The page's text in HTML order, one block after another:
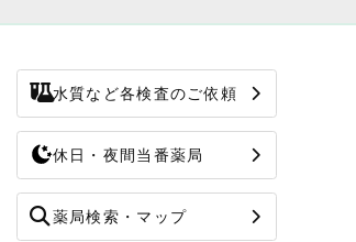
水質など各検査のご依頼
休日・夜間当番薬局
薬局検索・マップ